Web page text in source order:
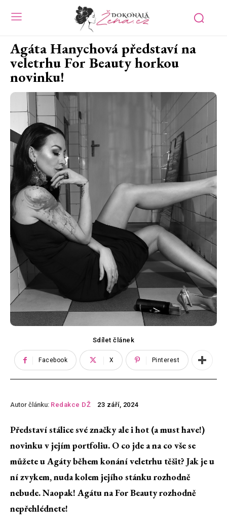
Agáta Hanychová představí na
veletrhu For Beauty horkou
novinku!
Sdílet článek
Facebook X Pinterest
Autor článku: Redakce DŽ 23 září, 2024
Představí stálice své značky ale i hot (a must have!)
novinku v jejím portfoliu. O co jde a na co vše se
můžete u Agáty během konání veletrhu těšit? Jak je u
ní zvykem, nuda kolem jejího stánku rozhodně
nebude. Naopak! Agátu na For Beauty rozhodně
nepřehlédnete!